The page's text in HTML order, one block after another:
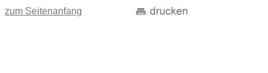
zum Seitenanfang